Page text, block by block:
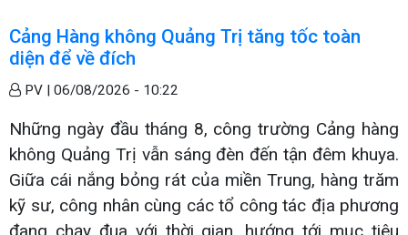
Cảng Hàng không Quảng Trị tăng tốc toàn
diện để về đích
PV | 06/08/2026 - 10:22
Những ngày đầu tháng 8, công trường Cảng hàng
không Quảng Trị vẫn sáng đèn đến tận đêm khuya.
Giữa cái nắng bỏng rát của miền Trung, hàng trăm
kỹ sư, công nhân cùng các tổ công tác địa phương
đang chạy đua với thời gian, hướng tới mục tiêu